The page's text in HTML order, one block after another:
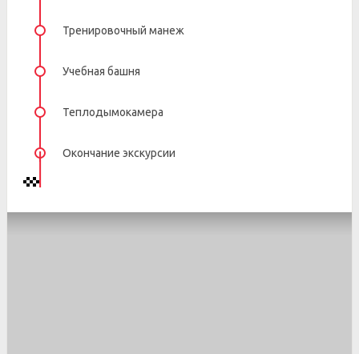
Тренировочный манеж
Учебная башня
Теплодымокамера
Окончание экскурсии